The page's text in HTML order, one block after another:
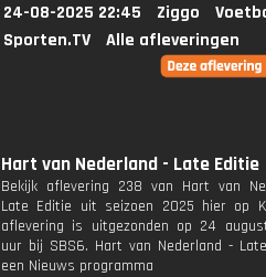
24-08-2025 22:45 Ziggo
Sporten.TV
Alle afleveringen
Hart van Nederland - Late Editie
Bekijk aflevering 238 van Hart van
Late Editie uit seizoen 2025 hier op
aflevering is uitgezonden op 24
uur bij SBS6. Hart van Nederland -
een Nieuws programma